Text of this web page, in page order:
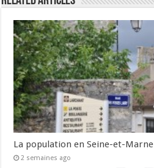
La population en Seine-et-Marne
2 semaines ago